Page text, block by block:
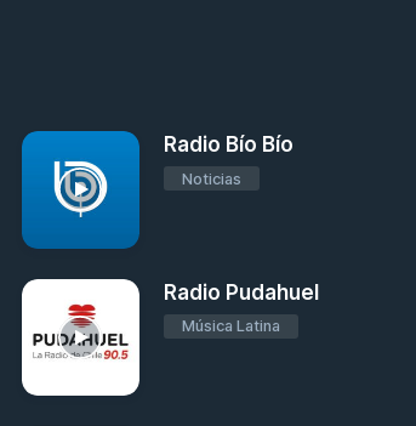
Radio Bío Bío
Noticias
Radio Pudahuel
Música Latina